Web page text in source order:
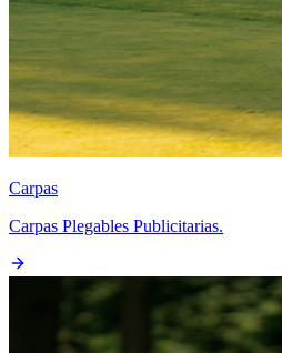
Carpas
Carpas Plegables Publicitarias.